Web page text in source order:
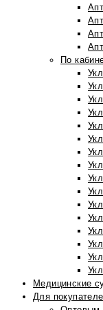
По
Медицинские
Для